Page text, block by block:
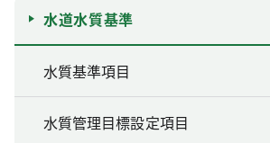
水道水質基準
水質基準項目
水質管理目標設定項目